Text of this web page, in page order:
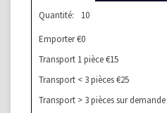
Quantité:
10
Emporter €0
Transport 1 pièce €15
Transport < 3 pièces €25
Transport > 3 pièces sur demande